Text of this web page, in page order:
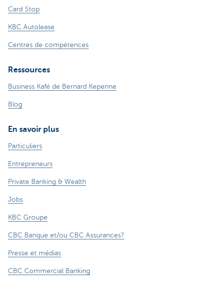
Card Stop
KBC Autolease
Centres de compétences
Ressources
Business Kafé de Bernard Kepenne
Blog
En savoir plus
Particuliers
Entrepreneurs
Private Banking & Wealth
Jobs
KBC Groupe
CBC Banque et/ou CBC Assurances?
Presse et médias
CBC Commercial Banking